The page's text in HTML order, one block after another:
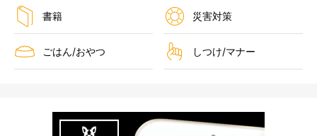
書籍 災害対策
ごはん/おやつ しつけ/マナー